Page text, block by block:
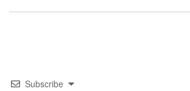
Subscribe